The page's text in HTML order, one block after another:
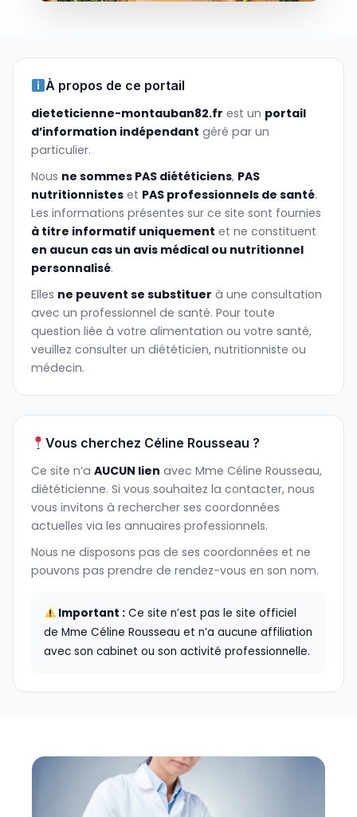
À propos de ce portail
dieteticienne-montauban82.fr est un portail
d’information indépendant géré par un
particulier.
Nous ne sommes PAS diététiciens, PAS
nutritionnistes et PAS professionnels de santé.
Les informations présentes sur ce site sont fournies
à titre informatif uniquement et ne constituent
en aucun cas un avis médical ou nutritionnel
personnalisé.
Elles ne peuvent se substituer à une consultation
avec un professionnel de santé. Pour toute
question liée à votre alimentation ou votre santé,
veuillez consulter un diététicien, nutritionniste ou
médecin.
Vous cherchez Céline Rousseau ?
Ce site n’a AUCUN lien avec Mme Céline Rousseau,
diététicienne. Si vous souhaitez la contacter, nous
vous invitons à rechercher ses coordonnées
actuelles via les annuaires professionnels.
Nous ne disposons pas de ses coordonnées et ne
pouvons pas prendre de rendez-vous en son nom.
Important : Ce site n’est pas le site officiel
de Mme Céline Rousseau et n’a aucune affiliation
avec son cabinet ou son activité professionnelle.